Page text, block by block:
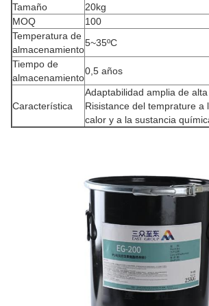
Tamaño
20kg
MOQ
100
Temperatura de
almacenamiento
5~35ºC
Tiempo de
almacenamiento
0,5 años
Característica
Adaptabilidad amplia de
Risistance del temprature a
calor y a la sustancia